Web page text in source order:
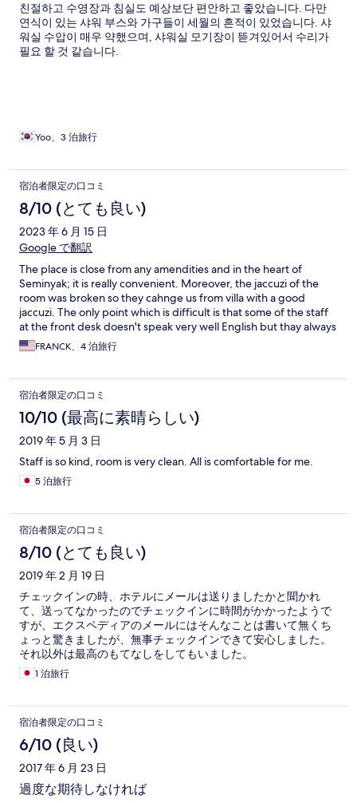
친절하고 수영장과 침실도 예상보단 편안하고 좋았습니다. 다만
연식이 있는 샤워 부스와 가구들이 세월의 흔적이 있었습니다. 샤
워실 수압이 매우 약했으며, 샤워실 모기장이 뜯겨있어서 수리가
필요 할 것 같습니다.
Yoo、3 泊旅行
宿泊者限定の口コミ
8/10 (とても良い)
2023 年 6 月 15 日
Google で翻訳
The place is close from any amendities and in the heart of
Seminyak; it is really convenient. Moreover, the jaccuzi of the
room was broken so they cahnge us from villa with a good
jaccuzi. The only point which is difficult is that some of the staff
at the front desk doesn't speak very well English but thay always
find a solution to be understood and to understand you. Very
good product!
FRANCK、4 泊旅行
宿泊者限定の口コミ
10/10 (最高に素晴らしい)
2019 年 5 月 3 日
Staff is so kind, room is very clean. All is comfortable for me.
5 泊旅行
宿泊者限定の口コミ
8/10 (とても良い)
2019 年 2 月 19 日
チェックインの時、ホテルにメールは送りましたかと聞かれ
て、送ってなかったのでチェックインに時間がかかったようで
すが、エクスペディアのメールにはそんなことは書いて無くち
ょっと驚きましたが、無事チェックインできて安心しました。
それ以外は最高のもてなしをしてもいました。
1 泊旅行
宿泊者限定の口コミ
6/10 (良い)
2017 年 6 月 23 日
過度な期待しなければ